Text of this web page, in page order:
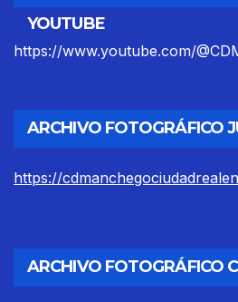
YOUTUBE
https://www.youtube.com/
ARCHIVO FOTOGRÁFICO
https://
ARCHIVO FOTOGRÁFICO